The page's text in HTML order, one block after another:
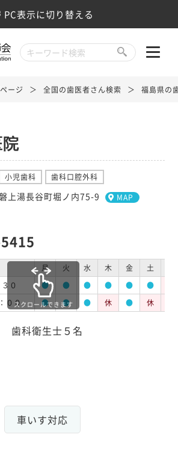
PC表示に切り替える
ージ 全国の歯医者さん検索 福島県の
小児歯科 歯科口腔外科
上湯長谷町堀ノ内75-9
MAP
月 火 水 木 金 土
０
● ● ● ● ● ●
００
● ● ● 休 ● 休
スクロールできます
歯科衛生士５名
車いす対応